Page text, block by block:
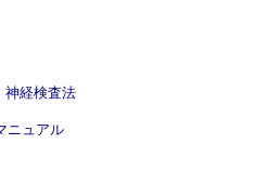
神経検査法
ニュアル